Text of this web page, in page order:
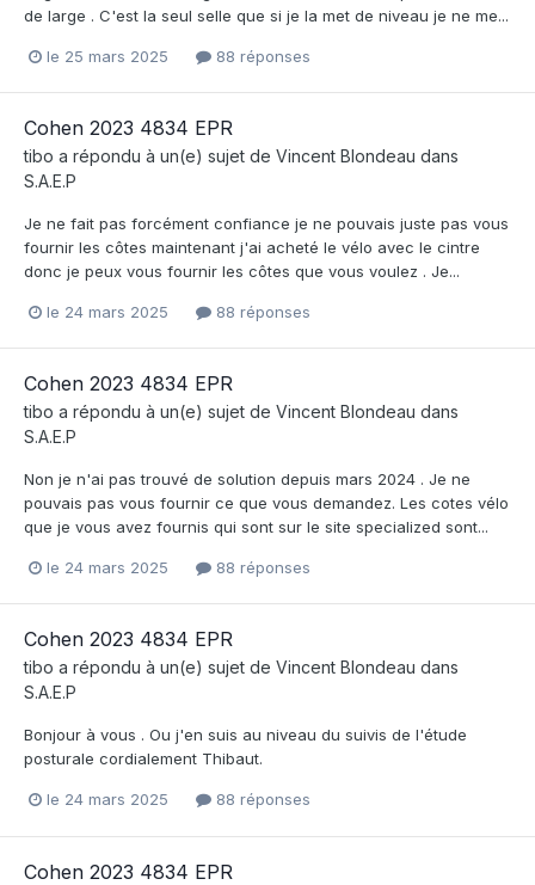
de large . C'est la seul selle que si je la met de niveau je ne me...
le 25 mars 2025 88 réponses
Cohen 2023 4834 EPR
tibo a répondu à un(e) sujet de Vincent Blondeau dans
S.A.E.P
Je ne fait pas forcément confiance je ne pouvais juste pas vous
fournir les côtes maintenant j'ai acheté le vélo avec le cintre
donc je peux vous fournir les côtes que vous voulez . Je...
le 24 mars 2025 88 réponses
Cohen 2023 4834 EPR
tibo a répondu à un(e) sujet de Vincent Blondeau dans
S.A.E.P
Non je n'ai pas trouvé de solution depuis mars 2024 . Je ne
pouvais pas vous fournir ce que vous demandez. Les cotes vélo
que je vous avez fournis qui sont sur le site specialized sont...
le 24 mars 2025 88 réponses
Cohen 2023 4834 EPR
tibo a répondu à un(e) sujet de Vincent Blondeau dans
S.A.E.P
Bonjour à vous . Ou j'en suis au niveau du suivis de l'étude
posturale cordialement Thibaut.
le 24 mars 2025 88 réponses
Cohen 2023 4834 EPR